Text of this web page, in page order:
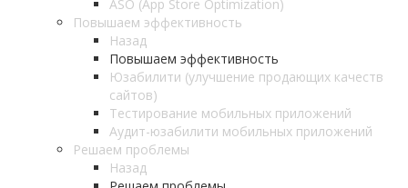
ASO (App Store Optimization)
Повышаем эффективность
Назад
Повышаем эффективность
Юзабилити (улучшение продающих качеств
сайтов)
Тестирование мобильных приложений
Аудит-юзабилити мобильных приложений
Решаем проблемы
Назад